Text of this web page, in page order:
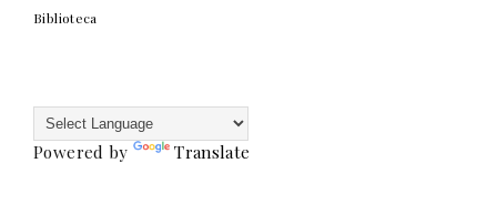
Biblioteca
Powered by Translate